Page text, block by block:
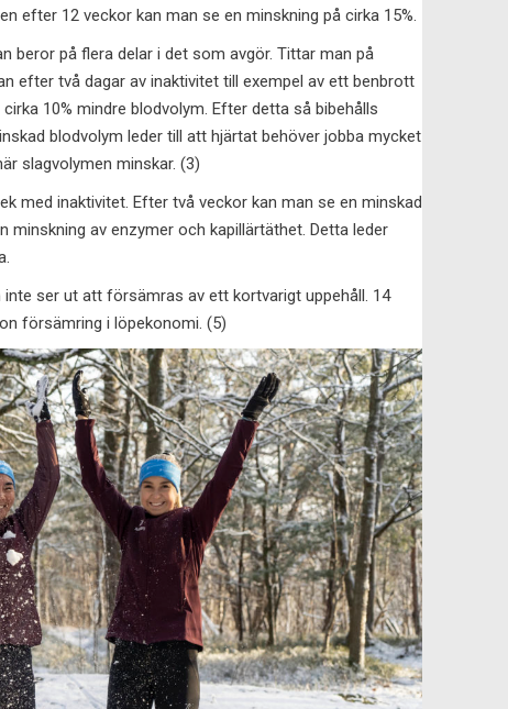
efter 12 veckor kan man se en minskning på cirka 15%.
beror på flera delar i det som avgör. Tittar man på
efter två dagar av inaktivitet till exempel av ett benbrott
10% mindre blodvolym. Efter detta så bibehålls
blodvolym leder till att hjärtat behöver jobba mycket
slagvolymen minskar. (3)
med inaktivitet. Efter två veckor kan man se en minskad
minskning av enzymer och kapillärtäthet. Detta leder
ser ut att försämras av ett kortvarigt uppehåll. 14
försämring i löpekonomi. (5)